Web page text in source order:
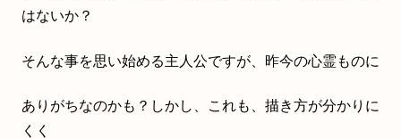
はないか？
そんな事を思い始める主人公ですが、昨今の心霊ものに
ありがちなのかも？しかし、これも、描き方が分かりに
くく